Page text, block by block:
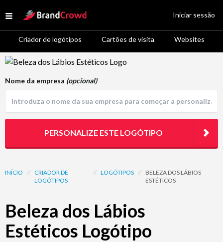
Open menu
Site Logo
Criador de logótipos Cartões de visita Websites
Iniciar sessão
Logo Template Preview
INÍCIO // CRIADOR DE
LOGÓTIPOS
// LOGÓTIPOS // BELEZA DOS LÁBIOS
ESTÉTICOS
Beleza dos Lábios
Estéticos Logótipo
Nome da empresa (opcional)
PERSONALIZE ESTE LOGÓTIPO